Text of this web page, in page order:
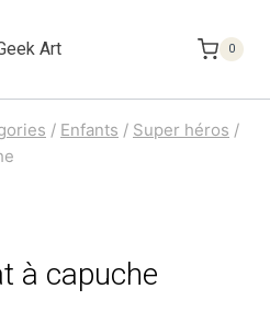
0
/ Enfants / Super héros /
à capuche